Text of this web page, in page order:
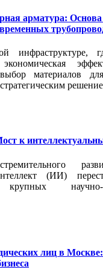
арматура:
инфраструктуре,
материалов
к
(ИИ)
научно-
лиц в